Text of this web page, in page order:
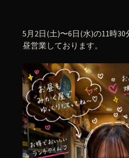
5月2日(土)〜6日(水)の11時30
昼営業しております。